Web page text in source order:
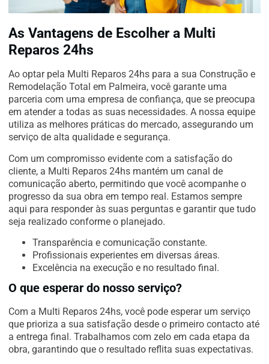
As Vantagens de Escolher a Multi
Reparos 24hs
Ao optar pela Multi Reparos 24hs para a sua Construção e
Remodelação Total em Palmeira, você garante uma
parceria com uma empresa de confiança, que se preocupa
em atender a todas as suas necessidades. A nossa equipe
utiliza as melhores práticas do mercado, assegurando um
serviço de alta qualidade e segurança.
Com um compromisso evidente com a satisfação do
cliente, a Multi Reparos 24hs mantém um canal de
comunicação aberto, permitindo que você acompanhe o
progresso da sua obra em tempo real. Estamos sempre
aqui para responder às suas perguntas e garantir que tudo
seja realizado conforme o planejado.
Transparência e comunicação constante.
Profissionais experientes em diversas áreas.
Excelência na execução e no resultado final.
O que esperar do nosso serviço?
Com a Multi Reparos 24hs, você pode esperar um serviço
que prioriza a sua satisfação desde o primeiro contacto até
a entrega final. Trabalhamos com zelo em cada etapa da
obra, garantindo que o resultado reflita suas expectativas.